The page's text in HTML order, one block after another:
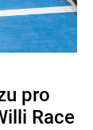
pro
Race